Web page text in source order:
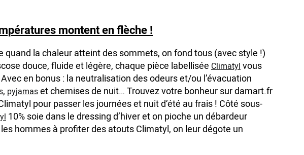
montent en flèche !
quand la chaleur atteint des sommets, on fond tous (avec style !)
douce, fluide et légère, chaque pièce labellisée Climatyl vous
en bonus : la neutralisation des odeurs et/ou l’évacuation
, pyjamaset chemises de nuit… Trouvez votre bonheur sur damart.fr
pour passer les journées et nuit d’été au frais ! Côté sous-
10% soie dans le dressing d’hiver et on pioche un débardeur
hommes à profiter des atouts Climatyl, on leur dégote un